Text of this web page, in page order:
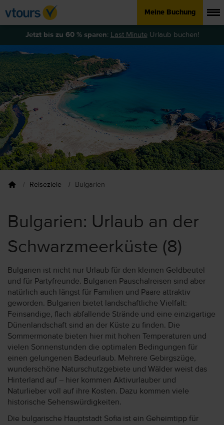
Meine Buchung
Jetzt bis zu 60 % sparen: Last MinuteUrlaub buchen!
Reiseziele Bulgarien
Bulgarien: Urlaub an der
Schwarzmeerküste (8)
Bulgarien ist nicht nur Urlaub für den kleinen Geldbeutel
und für Partyfreunde. Bulgarien Pauschalreisen sind aber
natürlich auch längst für Familien und Paare attraktiv
geworden. Bulgarien bietet landschaftliche Vielfalt:
Feinsandige, flach abfallende Strände und eine einzigartige
Dünenlandschaft sind an der Küste zu finden. Die
Sommermonate bieten hier mit hohen Temperaturen und
vielen Sonnenstunden die optimalen Bedingungen für
einen gelungenen Badeurlaub. Mehrere Gebirgszüge,
wunderschöne Naturschutzgebiete und Wälder weist das
Hinterland auf – hier kommen Aktivurlauber und
Naturlieber voll auf ihre Kosten. Dazu kommen viele
historische Sehenswürdigkeiten.
Die bulgarische Hauptstadt Sofia ist ein Geheimtipp für